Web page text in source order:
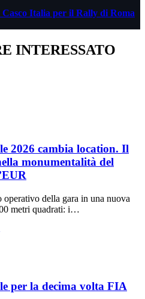
Italia per il Rally di Roma
INTERESSATO
2026 cambia location. Il
monumentalità del
operativo della gara in una nuova
metri quadrati: i…
per la decima volta FIA